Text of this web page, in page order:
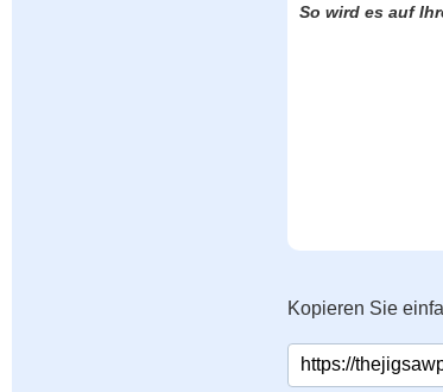
So wird es auf
Kopieren Sie